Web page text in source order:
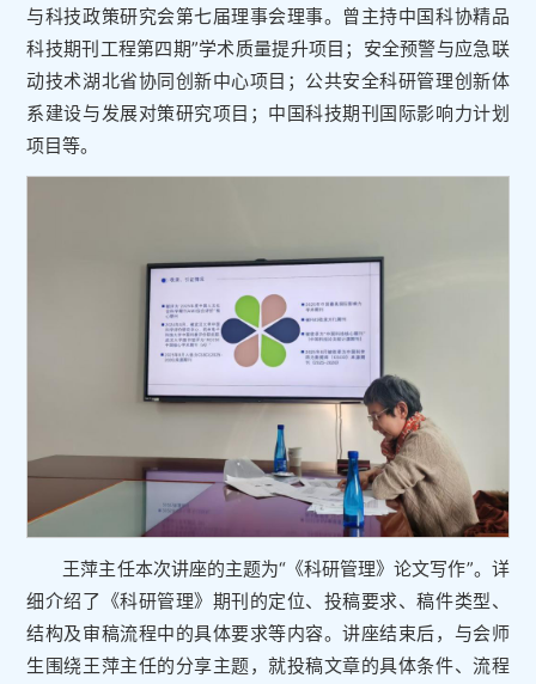
与科技政策研究会第七届理事会理事。曾主持中国科协精品
科技期刊工程第四期”学术质量提升项目；安全预警与应急联
动技术湖北省协同创新中心项目；公共安全科研管理创新体
系建设与发展对策研究项目；中国科技期刊国际影响力计划
项目等。
王萍主任本次讲座的主题为“《科研管理》论文写作”。详
细介绍了《科研管理》期刊的定位、投稿要求、稿件类型、
结构及审稿流程中的具体要求等内容。讲座结束后，与会师
生围绕王萍主任的分享主题，就投稿文章的具体条件、流程